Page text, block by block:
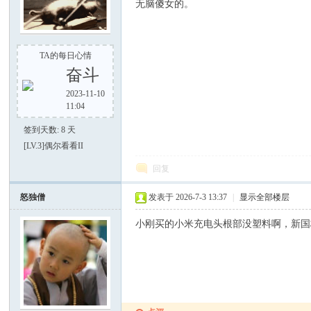
好
TA的每日心情
奋斗
2023-11-10
11:04
签到天数: 8 天
[LV.3]偶尔看看II
无脑傻女的。
回复
怒独僧 发表于 2026-7-3 13:37 显示全部楼层
小刚买的小米充电头根部没塑料啊，新